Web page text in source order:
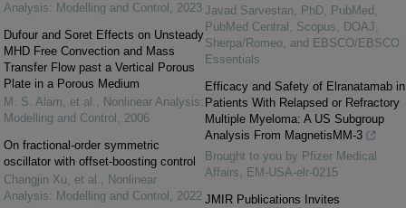
Analysis: Modelling and Control , 2023
Dufour and Soret Effects on Unsteady
MHD Free Convection and Mass
Transfer Flow past a Vertical Porous
Plate in a Porous Medium
M. S. Alam, et al. , Nonlinear Analysis:
Modelling and Control , 2006
On fractional-order symmetric
oscillator with offset-boosting control
Changjin Xu, et al. , Nonlinear
Analysis: Modelling and Control , 2022
Javad Sarvestan, PhD, PubMed,
PubMed Central, Scopus, DOAJ,
Sherpa/Romeo, and EBSCO/EBSCO
Essentials
Efficacy and Safety of Elranatamab in
Patients With Relapsed or Refractory
Multiple Myeloma: A US Subgroup
Analysis From MagnetisMM-3
Brought to you by Pfizer Medical
Affairs, EM-USA-elr-0215
JMIR Publications Invites